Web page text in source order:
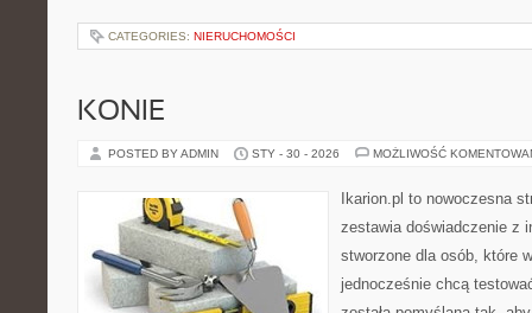
CATEGORIES: NIERUCHOMOŚCI
KONIE
POSTED BY ADMIN STY - 30 - 2026 MOŻLIWOŚĆ
Ikarion.pl to nowoczesna
zestawia doświadczenie z
stworzone dla osób, które
jednocześnie chcą